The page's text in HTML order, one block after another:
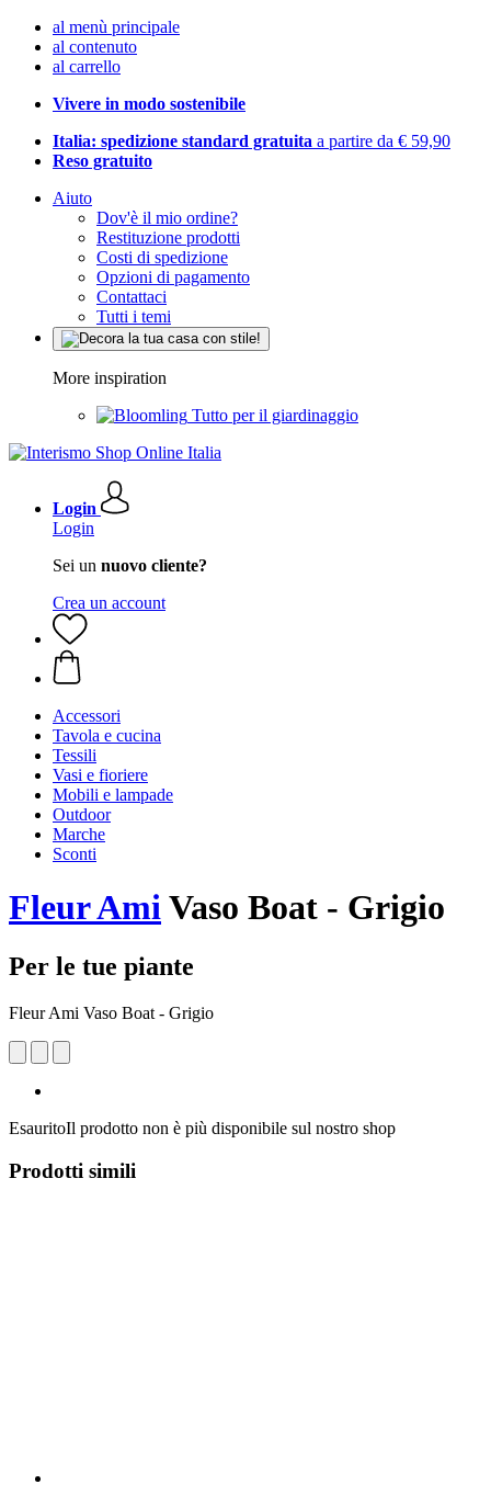
al menù principale
al contenuto
al carrello
Vivere in modo sostenibile
Italia: spedizione standard gratuita a partire da € 59,90
Reso gratuito
Aiuto
Dov'è il mio ordine?
Restituzione prodotti
Costi di spedizione
Opzioni di pagamento
Contattaci
Tutti i temi
More inspiration
Tutto per il giardinaggio
Login
Login
Sei un nuovo cliente?
Crea un account
Accessori
Tavola e cucina
Tessili
Vasi e fioriere
Mobili e lampade
Outdoor
Marche
Sconti
Fleur AmiVaso Boat - Grigio
Per le tue piante
Fleur Ami Vaso Boat - Grigio
EsauritoIl prodotto non è più disponibile sul nostro shop
Prodotti simili